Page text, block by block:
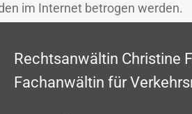
im Internet betrogen werden.
Rechtsanwältin Christine
Fachanwältin für